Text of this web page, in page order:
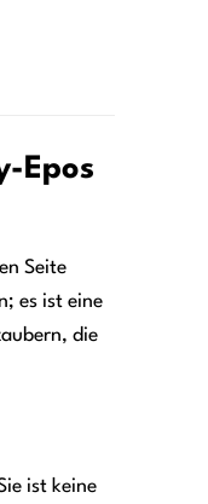
Epos
Seite
es ist eine
die
ist keine